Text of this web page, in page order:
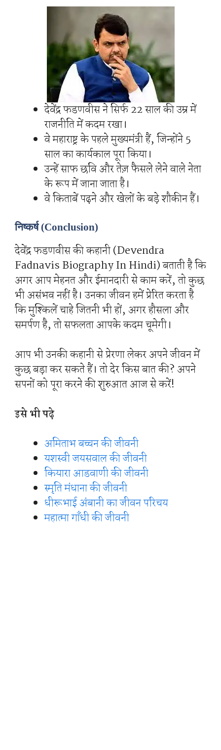
देवेंद्र फडणवीस ने सिर्फ 22 साल की उम्र में
राजनीति में कदम रखा।
वे महाराष्ट्र के पहले मुख्यमंत्री हैं, जिन्होंने 5
साल का कार्यकाल पूरा किया।
उन्हें साफ छवि और तेज़ फैसले लेने वाले नेता
के रूप में जाना जाता है।
वे किताबें पढ़ने और खेलों के बड़े शौकीन हैं।
निष्कर्ष (Conclusion)
देवेंद्र फडणवीस की कहानी (Devendra
Fadnavis Biography In Hindi) बताती है कि
अगर आप मेहनत और ईमानदारी से काम करें, तो कुछ
भी असंभव नहीं है। उनका जीवन हमें प्रेरित करता है
कि मुश्किलें चाहे जितनी भी हों, अगर हौसला और
समर्पण है, तो सफलता आपके कदम चूमेगी।
आप भी उनकी कहानी से प्रेरणा लेकर अपने जीवन में
कुछ बड़ा कर सकते हैं। तो देर किस बात की? अपने
सपनों को पूरा करने की शुरुआत आज से करें!
इसे भी पढ़े
अमिताभ बच्चन की जीवनी
यशस्वी जयसवाल की जीवनी
कियारा आडवाणी की जीवनी
स्मृति मंधाना की जीवनी
धीरूभाई अंबानी का जीवन परिचय
महात्मा गाँधी की जीवनी